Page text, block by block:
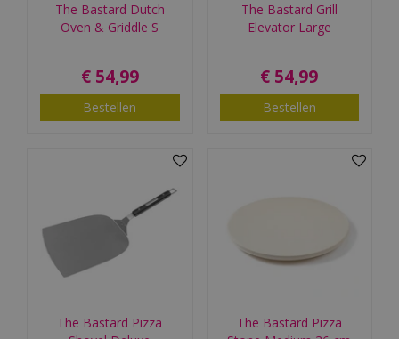
The Bastard Dutch
Oven & Griddle S
€ 54,99
Bestellen
The Bastard Grill
Elevator Large
€ 54,99
Bestellen
The Bastard Pizza
The Bastard Pizza